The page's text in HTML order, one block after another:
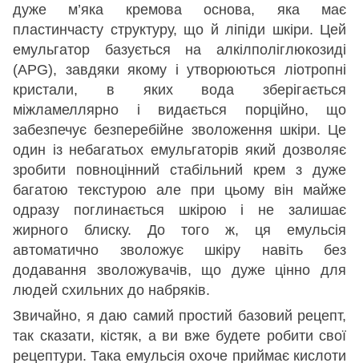
дуже м’яка кремова основа, яка має
пластинчасту структуру, що й ліпіди шкіри. Цей
емульгатор базується на алкілполіглюкозиді
(APG), завдяки якому і утворюються ліотропні
кристали, в яких вода зберігається
міжламеллярно і видається порційно, що
забезпечує безперебійне зволоження шкіри. Це
один із небагатьох емульгаторів який дозволяє
зробити повноцінний стабільний крем з дуже
багатою текстурою але при цьому він майже
одразу поглинається шкірою і не залишає
жирного блиску. До того ж, ця емульсія
автоматично зволожує шкіру навіть без
додавання зволожувачів, що дуже цінно для
людей схильних до набряків.
Звичайно, я даю самий простий базовий рецепт,
так сказати, кістяк, а ви вже будете робити свої
рецептури. Така емульсія охоче приймає кислоти